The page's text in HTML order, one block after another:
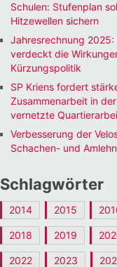
Schulen: Stufenplan
Hitzewellen sichern
Jahresrechnung
verdeckt die
Kürzungspolitik
SP Kriens fordert
Zusammenarbeit in
vernetzte
Verbesserung der
Schachen- und
Schlagwörter
2014 2015
2018 2019
2022 2023